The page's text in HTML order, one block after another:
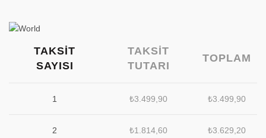
TAKSIT
SAYISI
TAKSIT
TUTARI
TOPLAM
1 ₺3.499,90 ₺3.499,90
2 ₺1.814,60 ₺3.629,20